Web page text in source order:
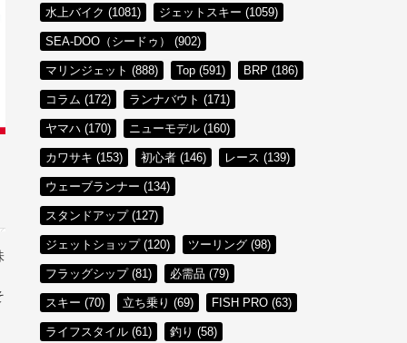
水上バイク (1081) ジェットスキー (1059)
SEA-DOO（シードゥ） (902)
マリンジェット (888) Top (591) BRP (186)
コラム (172) ランナバウト (171)
ヤマハ (170) ニューモデル (160)
カワサキ (153) 初心者 (146) レース (139)
ウェーブランナー (134)
スタンドアップ (127)
ジェットショップ (120) ツーリング (98)
フラッグシップ (81) 必需品 (79)
スキー (70) 立ち乗り (69) FISH PRO (63)
ライフスタイル (61) 釣り (58)